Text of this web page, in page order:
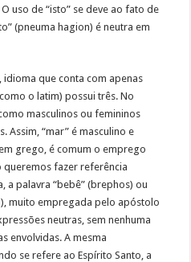
uso de “isto” se deve ao fato de
(pneuma hagion) é neutra em
que conta com apenas
o latim) possui três. No
masculinos ou femininos
Assim, “mar” é masculino e
grego, é comum o emprego
fazer referência
a palavra “bebê” (brephos) ou
muito empregada pelo apóstolo
neutras, sem nenhuma
envolvidas. A mesma
se refere ao Espírito Santo, a